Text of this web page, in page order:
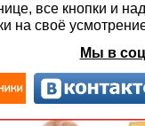
все кнопки и
на своё
Мы в